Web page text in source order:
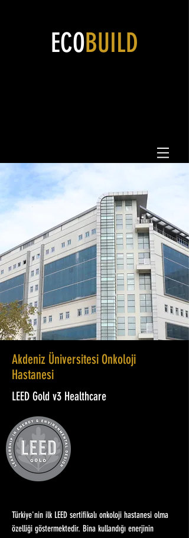
ECOBUILD
Akdeniz Üniversitesi Onkoloji
Hastanesi
LEED Gold v3 Healthcare
Türkiye'nin ilk LEED sertifikalı onkoloji hastanesi olma
özelliği göstermektedir. Bina kullandığı enerjinin